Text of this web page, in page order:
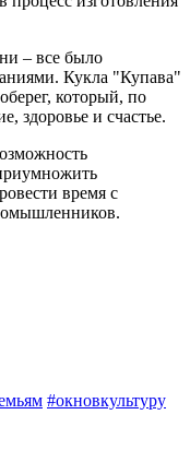
– все было
Кукла "Купава"
который, по
здоровье и счастье.
время с
#окновкультуру